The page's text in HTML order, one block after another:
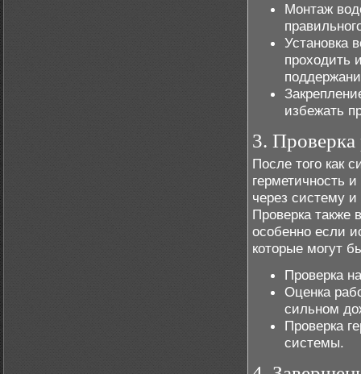
Монтаж
Установка
проходить
избежать
3. Проверка
После того как
герметичность
через систему
Проверка также
особенно если
которые могут
Проверка
Оценка
сильном
Проверка
системы.